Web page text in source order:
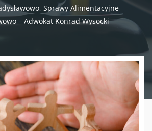
Sprawy Alimentacyjne
– Adwokat Konrad Wysocki